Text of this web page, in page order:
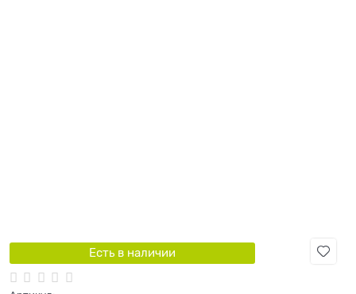
Есть в наличии